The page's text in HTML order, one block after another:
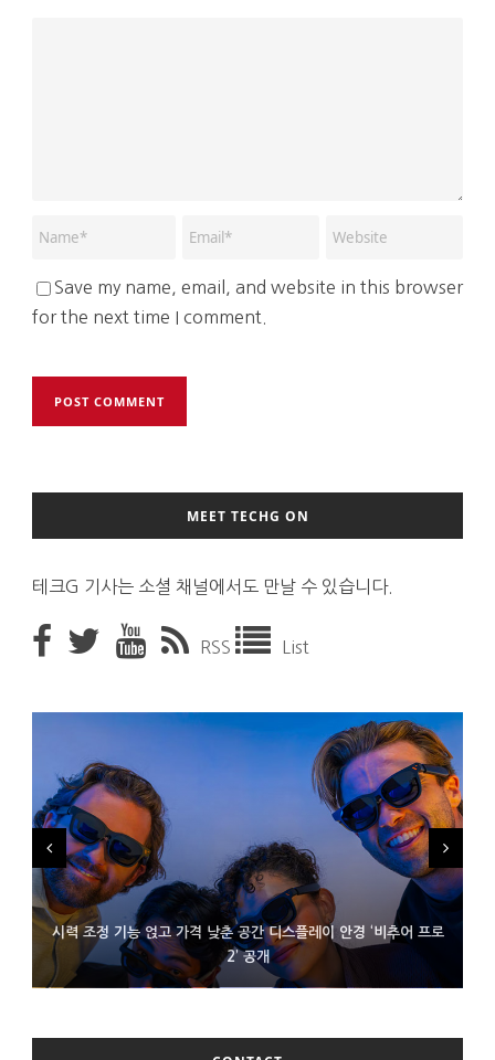
Save my name, email, and website in this browser
for the next time I comment.
MEET TECHG ON
테크G 기사는 소셜 채널에서도 만날 수 있습니다.
RSS List
시력 조정 기능 얹고 가격 낮춘 공간 디스플레이 안경 ‘비추어 프로
2’ 공개
D램 부족에 10억달러어치 아이폰18 프로세서 패키징 대기 중
300~400달러 반지형 스피커 준비하는 오픈AI